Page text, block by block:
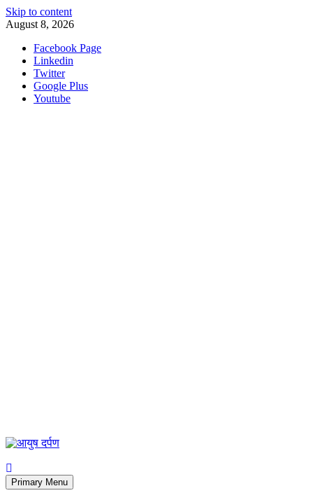
Skip to content
August 8, 2026
Facebook Page
Linkedin
Twitter
Google Plus
Youtube
Primary Menu